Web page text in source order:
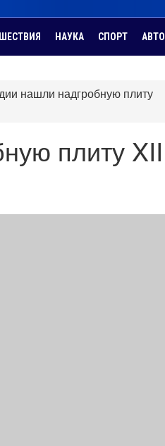
НАУКА СПОРТ АВТО
нашли надгробную плиту
плиту XII